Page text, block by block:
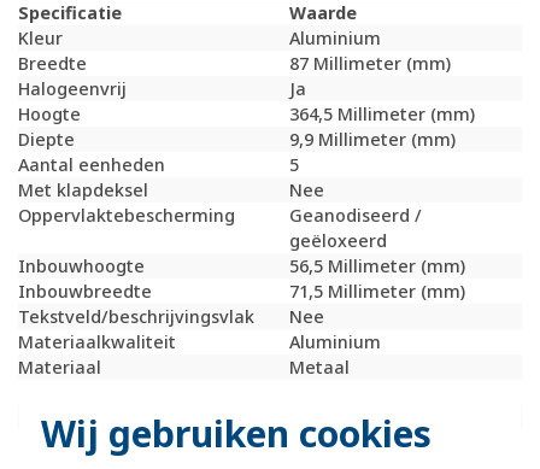
Wij gebruiken cookies
Specificatie
Waarde
Kleur
Aluminium
Breedte
87 Millimeter (mm)
Halogeenvrij
Ja
Hoogte
364,5 Millimeter (mm)
Diepte
9,9 Millimeter (mm)
Aantal eenheden
5
Met klapdeksel
Nee
Oppervlaktebescherming
Geanodiseerd /
geëloxeerd
Inbouwhoogte
56,5 Millimeter (mm)
Inbouwbreedte
71,5 Millimeter (mm)
Tekstveld/beschrijvingsvlak
Nee
Materiaalkwaliteit
Aluminium
Materiaal
Metaal
Montagerichting
Verticaal
RAL-nummer
9006